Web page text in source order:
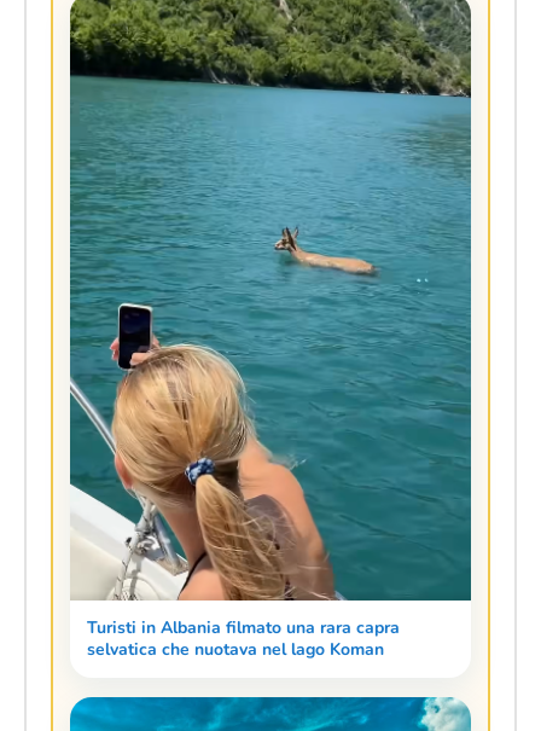
Turisti in Albania filmato una rara capra
selvatica che nuotava nel lago Koman